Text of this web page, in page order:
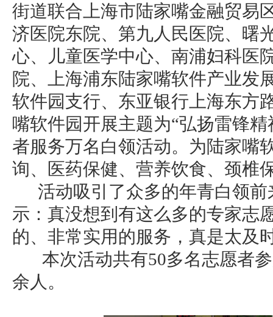
街道联合上海市陆家嘴金融贸易
济医院东院、第九人民医院、曙
心、儿童医学中心、南浦妇科医
院、上海浦东陆家嘴软件产业发
软件园支行、东亚银行上海东方
嘴软件园开展主题为“弘扬雷锋
者服务万名白领活动。为陆家嘴
询、医药保健、营养饮食、颈椎
活动吸引了众多的年青白领前
示：真没想到有这么多的专家志
的、非常实用的服务，真是太及
本次活动共有50多名志愿者参
余人。